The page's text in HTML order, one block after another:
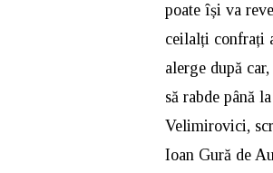
poate își va
ceilalți confrați
alerge după
să rabde până
Velimirovici,
Ioan Gură de